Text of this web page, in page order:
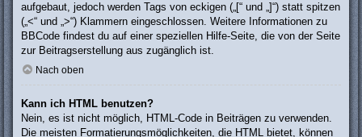
aufgebaut, jedoch werden Tags von eckigen („[“ und „]“) statt spitzen
(„<“ und „>“) Klammern eingeschlossen. Weitere Informationen zu
BBCode findest du auf einer speziellen Hilfe-Seite, die von der Seite
zur Beitragserstellung aus zugänglich ist.
Nach oben
Kann ich HTML benutzen?
Nein, es ist nicht möglich, HTML-Code in Beiträgen zu verwenden.
Die meisten Formatierungsmöglichkeiten, die HTML bietet, können